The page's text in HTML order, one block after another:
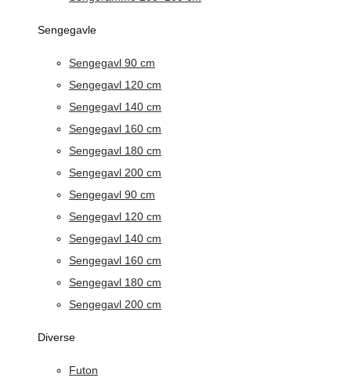
Sengegavle
Sengegavl 90 cm
Sengegavl 120 cm
Sengegavl 140 cm
Sengegavl 160 cm
Sengegavl 180 cm
Sengegavl 200 cm
Sengegavl 90 cm
Sengegavl 120 cm
Sengegavl 140 cm
Sengegavl 160 cm
Sengegavl 180 cm
Sengegavl 200 cm
Diverse
Futon